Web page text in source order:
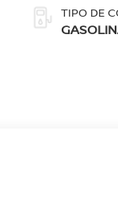
TIPO DE